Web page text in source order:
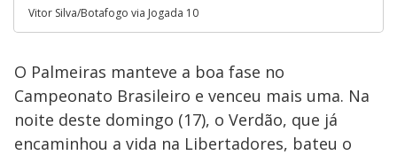
Vitor Silva/Botafogo via Jogada 10
O Palmeiras manteve a boa fase no
Campeonato Brasileiro e venceu mais uma. Na
noite deste domingo (17), o Verdão, que já
encaminhou a vida na Libertadores, bateu o